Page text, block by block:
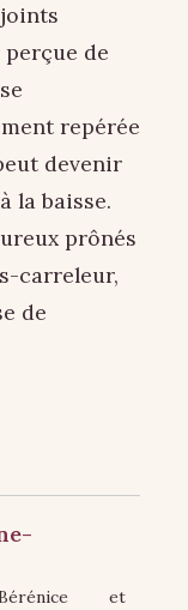
de
repérée
devenir
la baisse.
prônés
carreleur,
de
et